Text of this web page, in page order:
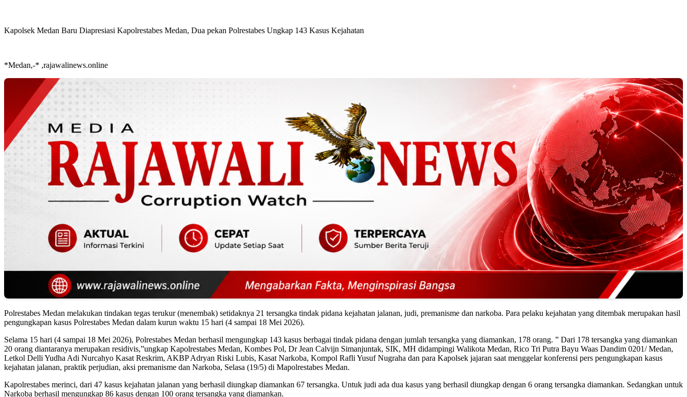
Kapolsek Medan Baru Diapresiasi Kapolrestabes Medan, Dua pekan Polrestabes Ungkap 143 Kasus Kejahatan
*Medan,-* ,rajawalinews.online
Polrestabes Medan melakukan tindakan tegas terukur (menembak) setidaknya 21 tersangka tindak pidana kejahatan jalanan, judi, premanisme dan narkoba. Para pelaku kejahatan yang ditembak merupakan hasil
pengungkapan kasus Polrestabes Medan dalam kurun waktu 15 hari (4 sampai 18 Mei 2026).
Selama 15 hari (4 sampai 18 Mei 2026), Polrestabes Medan berhasil mengungkap 143 kasus berbagai tindak pidana dengan jumlah tersangka yang diamankan, 178 orang. ” Dari 178 tersangka yang diamankan
20 orang diantaranya merupakan residivis,”ungkap Kapolrestabes Medan, Kombes Pol, Dr Jean Calvijn Simanjuntak, SIK, MH didampingi Walikota Medan, Rico Tri Putra Bayu Waas Dandim 0201/ Medan,
Letkol Delli Yudha Adi Nurcahyo Kasat Reskrim, AKBP Adryan Riski Lubis, Kasat Narkoba, Kompol Rafli Yusuf Nugraha dan para Kapolsek jajaran saat menggelar konferensi pers pengungkapan kasus
kejahatan jalanan, praktik perjudian, aksi premanisme dan Narkoba, Selasa (19/5) di Mapolrestabes Medan.
Kapolrestabes merinci, dari 47 kasus kejahatan jalanan yang berhasil diungkap diamankan 67 tersangka. Untuk judi ada dua kasus yang berhasil diungkap dengan 6 orang tersangka diamankan. Sedangkan untuk
Narkoba berhasil mengungkap 86 kasus dengan 100 orang tersangka yang diamankan.